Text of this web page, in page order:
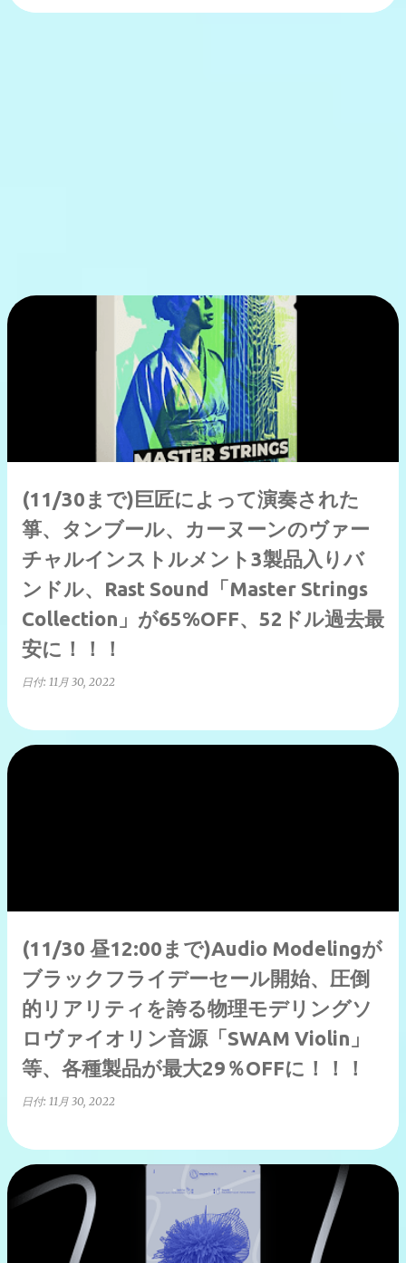
(11/30まで)巨匠によって演奏された
箏、タンブール、カーヌーンのヴァー
チャルインストルメント3製品入りバ
ンドル、Rast Sound「Master Strings
Collection」が65%OFF、52ドル過去最
安に！！！
日付: 11月 30, 2022
(11/30 昼12:00まで)Audio Modelingが
ブラックフライデーセール開始、圧倒
的リアリティを誇る物理モデリングソ
ロヴァイオリン音源「SWAM Violin」
等、各種製品が最大29％OFFに！！！
日付: 11月 30, 2022